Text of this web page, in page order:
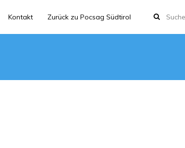
Kontakt Zurück zu Pocsag Südtirol